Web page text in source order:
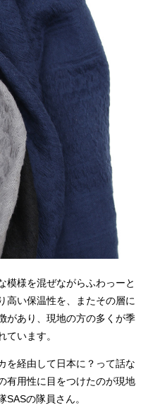
模様を混ぜながらふわっーと
高い保温性を、またその層に
があり、現地の方の多くが季
います。
を経由して日本に？って話な
有用性に目をつけたのが現地
の隊員さん。